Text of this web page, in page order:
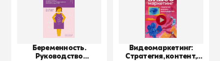
Беременность.
Руководство
Видеомаркетинг:
Стратегия, контент,